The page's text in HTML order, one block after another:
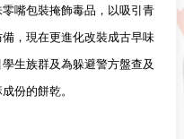
嘴包裝掩飾毒品，以吸引青
，現在更進化改裝成古早味
生族群及為躲避警方盤查及
份的餅乾。